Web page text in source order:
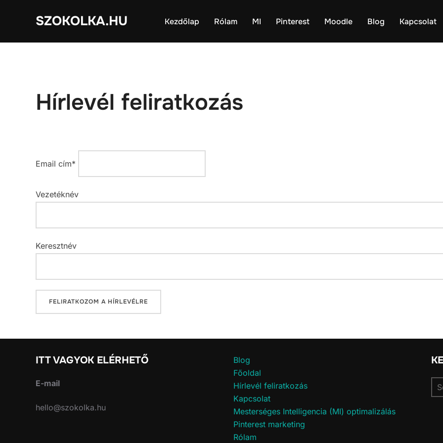
SZOKOLKA.HU Kezdőlap Rólam MI Pinterest Moodle Blog Kapcsolat
Hírlevél feliratkozás
Email cím*
Vezetéknév
Keresztnév
ITT VAGYOK ELÉRHETŐ
E-mail
hello@szokolka.hu
Blog
Főoldal
Hírlevél feliratkozás
Kapcsolat
Mesterséges Intelligencia (MI) optimalizálás
Pinterest marketing
Rólam